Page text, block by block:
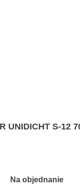
UNIDICHT S-12
Na objednanie